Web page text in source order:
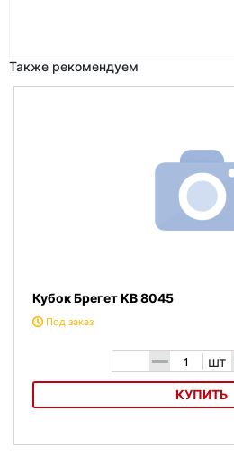
Также рекомендуем
Кубок Брегет KB 8045
Под заказ
- шт
КУПИТЬ